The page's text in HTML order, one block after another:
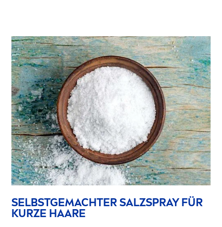
SELBSTGEMACHTER SALZSPRAY FÜR
KURZE HAARE